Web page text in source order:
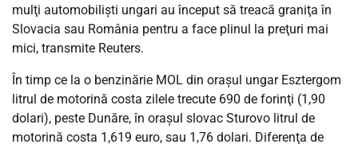
mulţi automobilişti ungari au început să treacă graniţa în
Slovacia sau România pentru a face plinul la preţuri mai
mici, transmite Reuters.
În timp ce la o benzinărie MOL din oraşul ungar Esztergom
litrul de motorină costa zilele trecute 690 de forinţi (1,90
dolari), peste Dunăre, în oraşul slovac Sturovo litrul de
motorină costa 1,619 euro, sau 1,76 dolari. Diferenţa de